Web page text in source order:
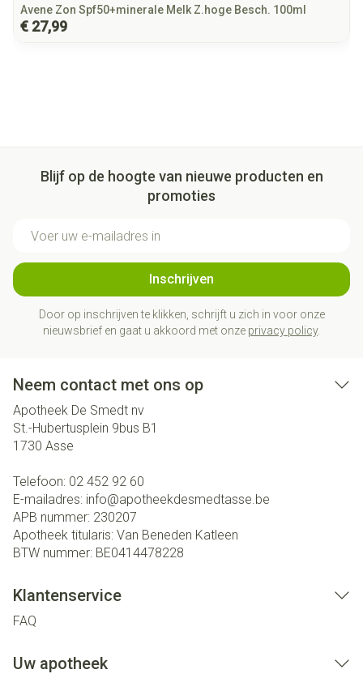
Avene Zon Spf50+minerale Melk Z.hoge Besch. 100ml
€ 27,99
Blijf op de hoogte van nieuwe producten en
promoties
Inschrijven
Door op inschrijven te klikken, schrijft u zich in voor onze
nieuwsbrief en gaat u akkoord met onze privacy policy.
Neem contact met ons op
Apotheek De Smedt nv
St.-Hubertusplein 9bus B1
1730 Asse
Telefoon: 02 452 92 60
E-mailadres: info@apotheekdesmedtasse.be
APB nummer: 230207
Apotheek titularis: Van Beneden Katleen
BTW nummer: BE0414478228
Klantenservice
FAQ
Uw apotheek